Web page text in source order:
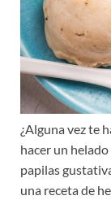
¿Alguna vez te
hacer un
papilas
una receta de